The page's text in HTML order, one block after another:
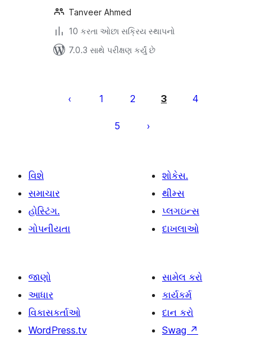
Tanveer Ahmed
10 કરતા ઓછા સક્રિય સ્થાપનો
7.0.3 સાથે પરીક્ષણ કર્યું છે
પૃષ્ઠ
1 2 3 4
5
વિશે
સમાચાર
હોસ્ટિંગ.
ગોપનીયતા
શોકેસ.
થીમ્સ
પ્લગઇન્સ
દાખલાઓ
જાણો
આધાર
વિકાસકર્તાઓ
WordPress.tv
સામેલ કરો
કાર્યકર્મ
દાન કરો
Swag ↗